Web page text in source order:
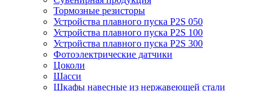
Тормозные резисторы
Устройства плавного пуска P2S 050
Устройства плавного пуска P2S 100
Устройства плавного пуска P2S 300
Фотоэлектрические датчики
Цоколи
Шасси
Шкафы навесные из нержавеющей стали